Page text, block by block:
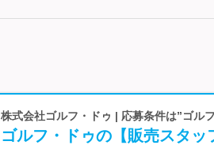
株式会社ゴルフ・ドゥ | 応募条件は”ゴル
ゴルフ・ドゥの【販売スタ